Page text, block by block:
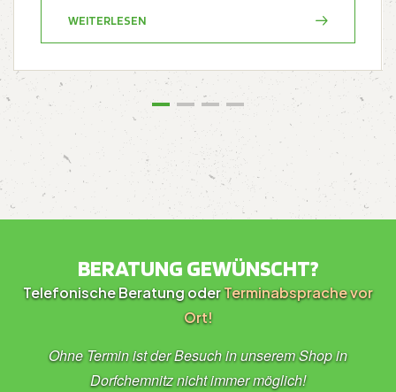
WEITERLESEN
BERATUNG GEWÜNSCHT?
Telefonische Beratung oderTerminabsprache vor
Ort!
Ohne Termin ist der Besuch in unserem Shop in
Dorfchemnitz nicht immer möglich!